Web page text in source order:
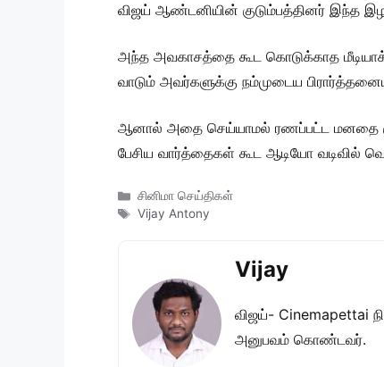
விஜய் ஆண்டனியின் குடும்பத்தினர் இந்த
அந்த அவகாசத்தை கூட கொடுக்காத
வாடும் அவர்களுக்கு நம்முடைய
ஆனால் அதை செய்யாமல் ரணப்பட்ட மனதை
பேசிய வார்த்தைகள் கூட ஆடியோ வடிவில்
Categories
சினிமா செய்திகள்
Tags
Vijay Antony
Vijay
விஜய்- Cinemapettai
அனுபவம் கொண்டவர்.